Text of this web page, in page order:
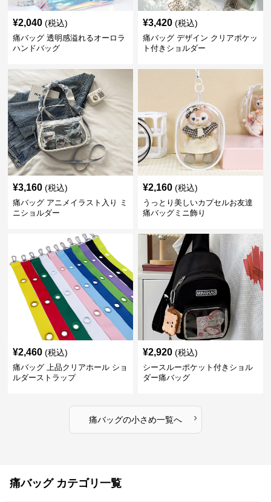
¥2,040 (税込)
痛バッグ 透明感溢れるオーロラ
ハンドバッグ
¥3,420 (税込)
痛バッグ デザイン クリアポケッ
ト付きショルダー
¥3,160 (税込)
痛バッグ アニメイラスト入り ミ
ニショルダー
¥2,160 (税込)
うっとり美しいカプセルお友達
痛バッグミニ飾り
¥2,460 (税込)
痛バッグ 上品クリアホール ショ
ルダーストラップ
¥2,920 (税込)
シースルーポケット付きショル
ダー痛バッグ
痛バッグの小さめ一覧へ ›
痛バッグ カテゴリ一覧